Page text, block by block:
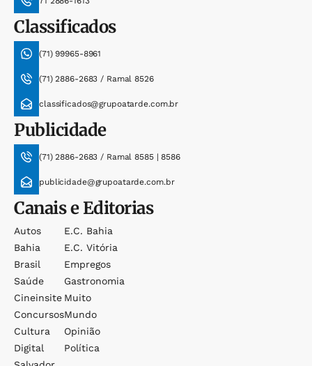
Classificados
(71) 99965-8961
(71) 2886-2683 / Ramal 8526
classificados@grupoatarde.com.br
Publicidade
(71) 2886-2683 / Ramal 8585 | 8586
publicidade@grupoatarde.com.br
Canais e Editorias
Autos
Bahia
Brasil
Saúde
Cineinsite
Concursos
Cultura
Digital
E.c. Bahia
E.c. Vitória
Empregos
Gastronomia
Muito
Mundo
Opinião
Política